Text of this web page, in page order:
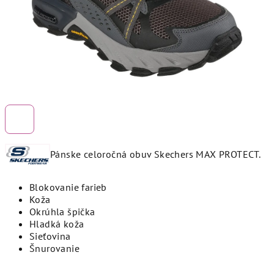
Pánske celoročná obuv Skechers MAX PROTECT.
Blokovanie farieb
Koža
Okrúhla špička
Hladká koža
Sieťovina
Šnurovanie